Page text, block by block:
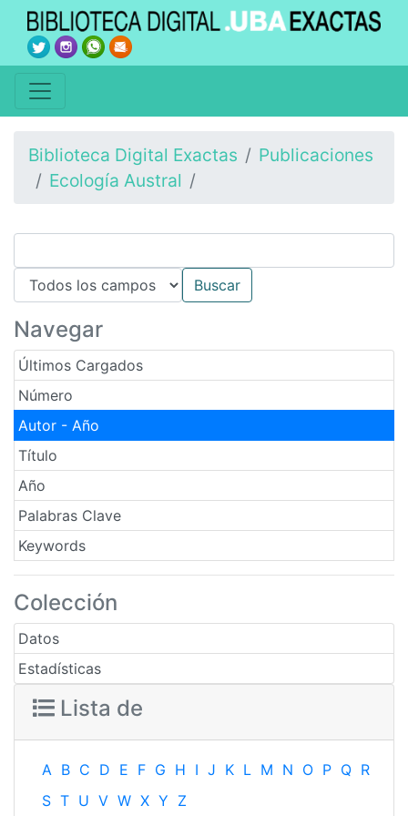
Biblioteca Digital Exactas
Publicaciones
Ecología Austral
Navegar
Últimos Cargados
Número
Autor - Año
Título
Año
Palabras Clave
Keywords
Colección
Datos
Estadísticas
Lista de
A B C D E F G H I J K L M N O P Q R
S T U V W X Y Z